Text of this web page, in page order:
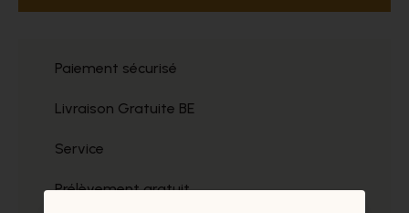
Paiement sécurisé
Livraison Gratuite BE
Service
Prélèvement gratuit